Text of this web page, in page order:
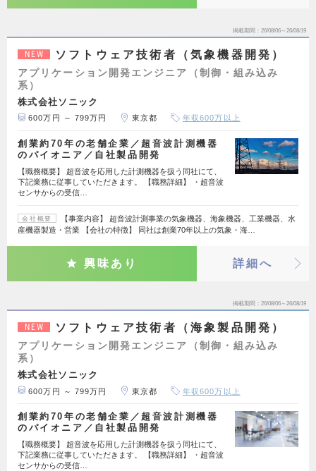
掲載期間 26/08/06～26/08/19
NEW ソフトウェア技術者（気象機器開発）
アプリケーション開発エンジニア（制御・組み込み
系）
株式会社ソニック
600万円 ～ 799万円 東京都 年収600万以上
創業約70年の老舗企業／超音波計測機器
のパイオニア／自社製品開発
【職務概要】 超音波を応用した計測機器を扱う同社にて、
下記業務に従事していただきます。 【職務詳細】 ・超音波
センサからの受信…
会社概要
【事業内容】 超音波計測事業の気象機器、海象機器、工業機器、水
産機器製造・営業 【会社の特徴】 同社は創業70年以上の気象・海…
興味あり 詳細へ
掲載期間 26/08/06～26/08/19
NEW ソフトウェア技術者（海象製品開発）
アプリケーション開発エンジニア（制御・組み込み
系）
株式会社ソニック
600万円 ～ 799万円 東京都 年収600万以上
創業約70年の老舗企業／超音波計測機器
のパイオニア／自社製品開発
【職務概要】 超音波を応用した計測機器を扱う同社にて、
下記業務に従事していただきます。 【職務詳細】 ・超音波
センサからの受信…